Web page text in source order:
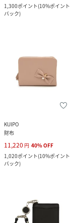
1,300ポイント(10%ポイント
バック)
KUIPO
財布
11,220 円 40%OFF
1,020ポイント(10%ポイント
バック)